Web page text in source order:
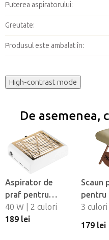
Puterea aspiratorului:
Greutate:
Produsul este ambalat în:
High-contrast mode
De asemenea,
Aspirator de
praf pentru
unghii Momo J-
23
40 W | 2 culori
189 lei
Scaun
pentru
masaj
3 culori
179 lei